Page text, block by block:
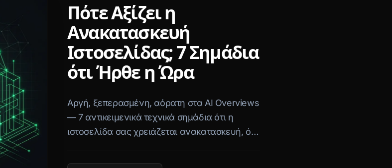
Πότε Αξίζει η
Ανακατασκευή
Ιστοσελίδας; 7 Σημάδια
ότι Ήρθε η Ώρα
Αργή, ξεπερασμένη, αόρατη στα AI Overviews
— 7 αντικειμενικά τεχνικά σημάδια ότι η
ιστοσελίδα σας χρειάζεται ανακατασκευή, όχι